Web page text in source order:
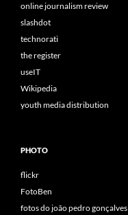
online journalism review
slashdot
technorati
the register
useIT
Wikipedia
youth media distribution
PHOTO
flickr
FotoBen
fotos do joão pedro gonçalves